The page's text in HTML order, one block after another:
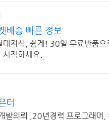
배송 빠른 정보
대지식, 쉽게! 30일 무료반품
시작하세요.
터
발의뢰 ,20년경력 프로그래머,